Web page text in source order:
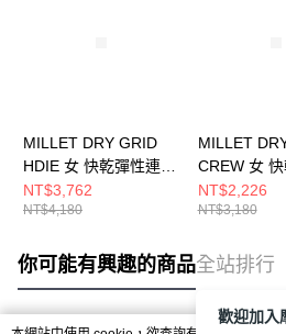
MILLET DRY GRID
HDIE 女 快乾彈性連帽
外套 MIV02046N7317
NT$3,762
NT$4,180
MILLET
CREW 女 快
袖上衣
NT$2,226
NT$3,180
你可能有興趣的商品全站排行
歡迎加入